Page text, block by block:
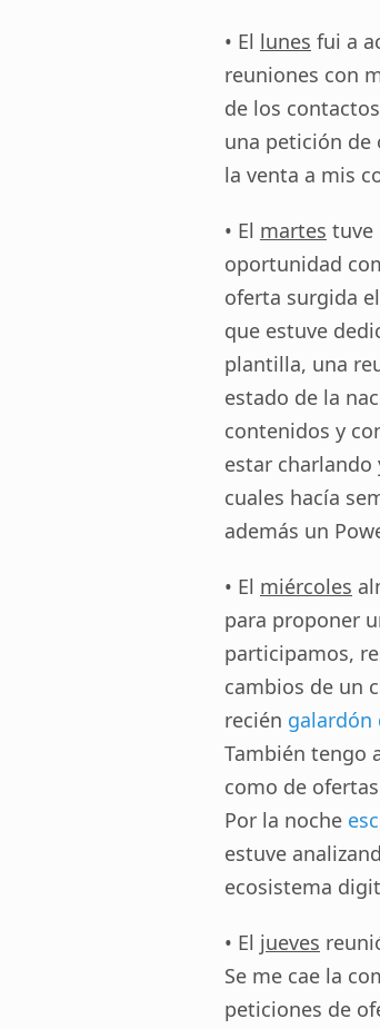
• El lunes fui a
reuniones con
de los
una petición de
la venta a mis
• El martes tuve
oportunidad
oferta surgida
que estuve
plantilla, una
estado de la
contenidos y
estar
cuales hacía
además un
• El miércoles
para proponer
participamos,
cambios de un
recién galardón
También tengo
como de
Por la noche
estuve
ecosistema
• El jueves
Se me cae la
peticiones de